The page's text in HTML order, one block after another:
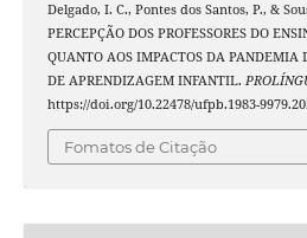
Delgado, I. C., Pontes dos Santos, P., &
PERCEPÇÃO DOS PROFESSORES DO
QUANTO AOS IMPACTOS DA PANDEMIA
DE APRENDIZAGEM INFANTIL.
https://doi.org/10.22478/ufpb.1983-
Fomatos de Citação